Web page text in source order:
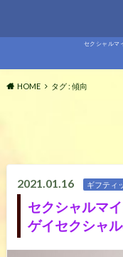
セクシャルマ
HOME タグ : 傾向
2021.01.16 ギフティ
セクシャルマ
ゲイセクシャ